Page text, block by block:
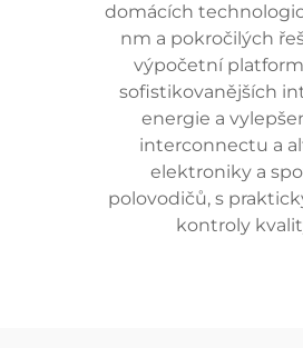
domácích
nm a pokročilých
výpočetní
sofistikovanějších
energie a
interconnectu a
elektroniky a
polovodičů, s
kontroly